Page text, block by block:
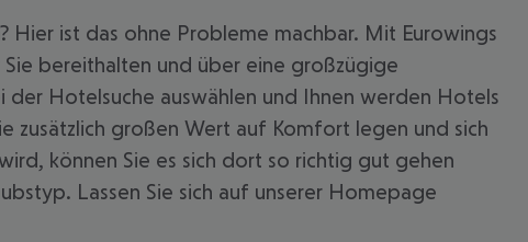
Hier ist das ohne Probleme machbar. Mit Eurowings
bereithalten und über eine großzügige
Hotelsuche auswählen und Ihnen werden Hotels
zusätzlich großen Wert auf Komfort legen und sich
können Sie es sich dort so richtig gut gehen
Lassen Sie sich auf unserer Homepage